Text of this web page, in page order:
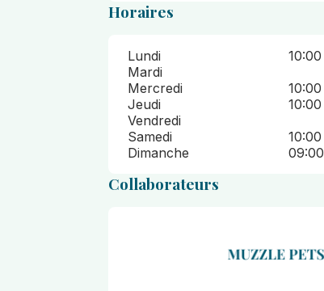
Horaires
Lundi
Mardi
Mercredi
Jeudi
Vendredi
Samedi
Dimanche
Collaborateurs